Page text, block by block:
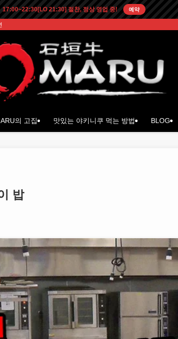
17:00~22:30[LO 21:30] 절찬, 정상 영업 중! 예약
의 고집 맛있는 야키니쿠 먹는 방법 BLOG
밥